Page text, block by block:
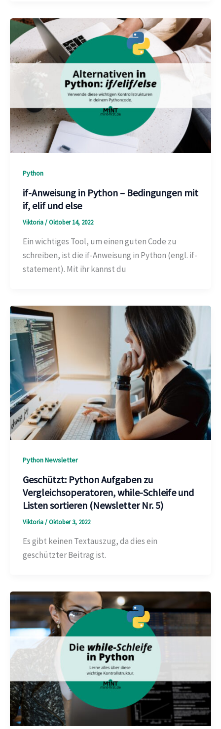
Python
if-Anweisung in Python – Bedingungen mit
if, elif und else
Viktoria/Oktober 14, 2022
Ein wichtiges Tool, um einen guten Code zu
schreiben, ist die if-Anweisung in Python (engl. if-
statement). Mit ihr kannst du
Python Newsletter
Geschützt: Python Aufgaben zu
Vergleichsoperatoren, while-Schleife und
Listen sortieren (Newsletter Nr. 5)
Viktoria/Oktober 3, 2022
Es gibt keinen Textauszug, da dies ein
geschützter Beitrag ist.